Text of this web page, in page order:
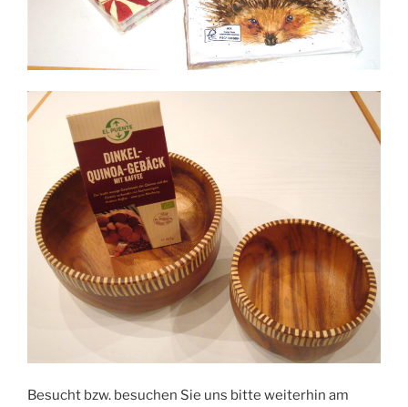
Besucht bzw. besuchen Sie uns bitte weiterhin am